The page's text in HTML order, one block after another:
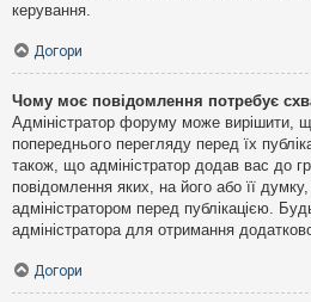
керування.
Догори
Чому моє повідомлення потребує
Адміністратор форуму може вирішити,
попереднього перегляду перед їх
також, що адміністратор додав вас до
повідомлення яких, на його або її
адміністратором перед публікацією.
адміністратора для отримання
Догори